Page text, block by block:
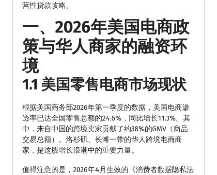
营性贷款攻略。
一、2026年美国电商政
策与华人商家的融资环
境
1.1 美国零售电商市场现状
根据美国商务部2026年第一季度的数据，美国电商渗
透率已达全国零售总额的24.6%，同比增长11.3%。其
中，来自中国的跨境卖家贡献了约38%的GMV（商品
交易总额）。洛杉矶、长滩一带的华人跨境电商商
家，是这股增长浪潮中的重要力量。
值得注意的是，2026年4月生效的《消费者数据隐私法